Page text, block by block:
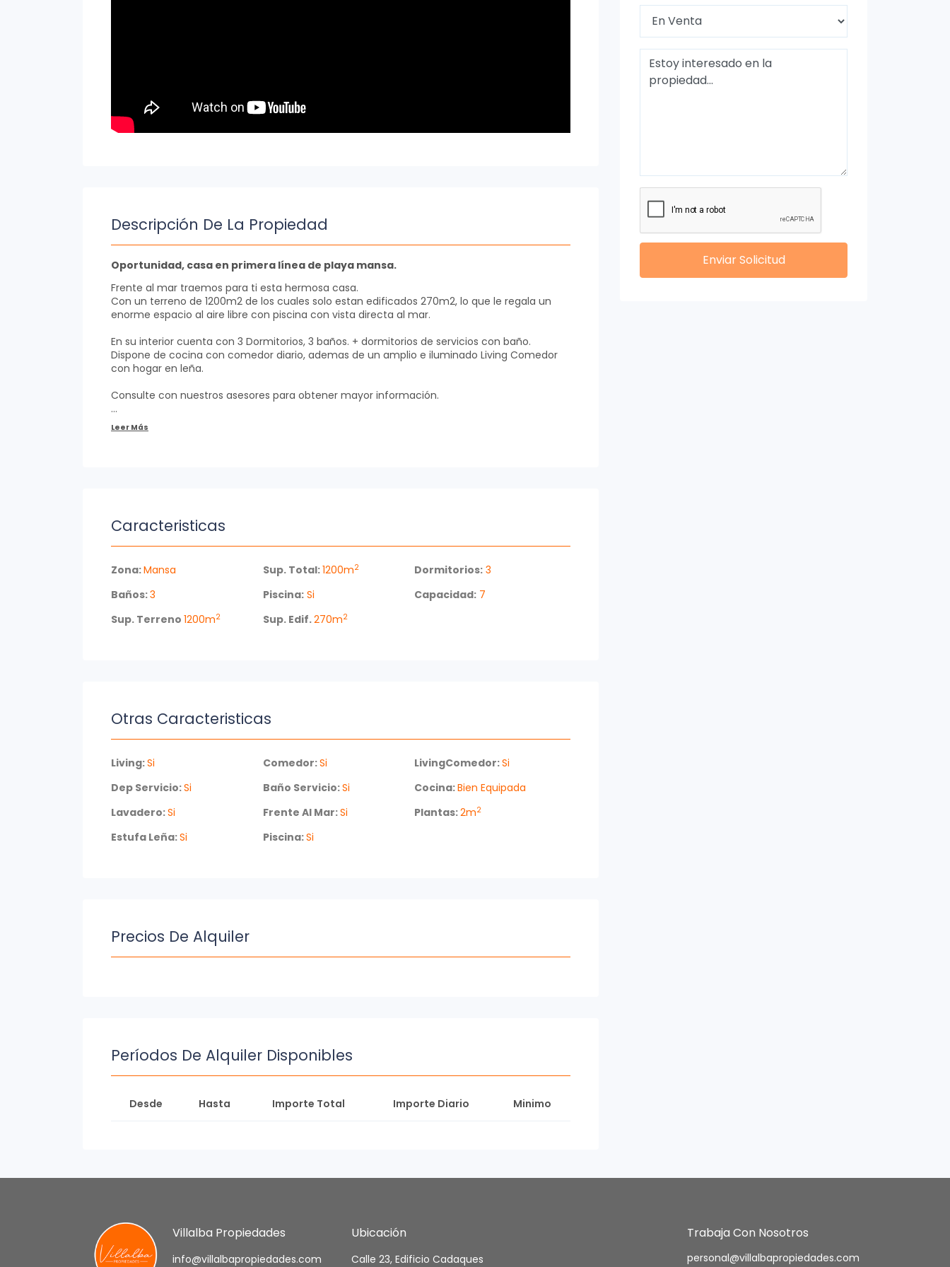
Descripción De La Propiedad
Oportunidad, casa en primera línea de playa mansa.
Frente al mar traemos para ti esta hermosa casa.
Con un terreno de 1200m2 de los cuales solo estan edificados 270m2, lo que le regala un
enorme espacio al aire libre con piscina con vista directa al mar.
En su interior cuenta con 3 Dormitorios, 3 baños. + dormitorios de servicios con baño.
Dispone de cocina con comedor diario, ademas de un amplio e iluminado Living Comedor
con hogar en leña.
Consulte con nuestros asesores para obtener mayor información.
Caracteristicas
Zona:Mansa Sup. Total:1200m2 Dormitorios: 3
Baños:3 Piscina:Si Capacidad: 7
Sup. Terreno 1200m2 Sup. Edif.270m2
Otras Caracteristicas
Living:Si Comedor:Si LivingComedor:Si
Dep Servicio:Si Baño Servicio:Si Cocina:Bien Equipada
Lavadero:Si Frente Al Mar:Si Plantas:2m2
Estufa Leña:Si Piscina:Si
Precios De Alquiler
Períodos De Alquiler Disponibles
Desde Hasta Importe Total Importe Diario Minimo
Enviar Solicitud
Villalba Propiedades
info@villalbapropiedades.com
Ubicación
Calle 23, Edificio Cadaques
Trabaja Con Nosotros
personal@villalbapropiedades.com